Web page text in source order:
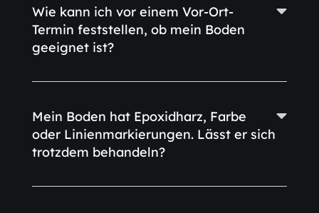
Wie kann ich vor einem Vor-Ort-
Termin feststellen, ob mein Boden
geeignet ist?
Mein Boden hat Epoxidharz, Farbe
oder Linienmarkierungen. Lässt er sich
trotzdem behandeln?